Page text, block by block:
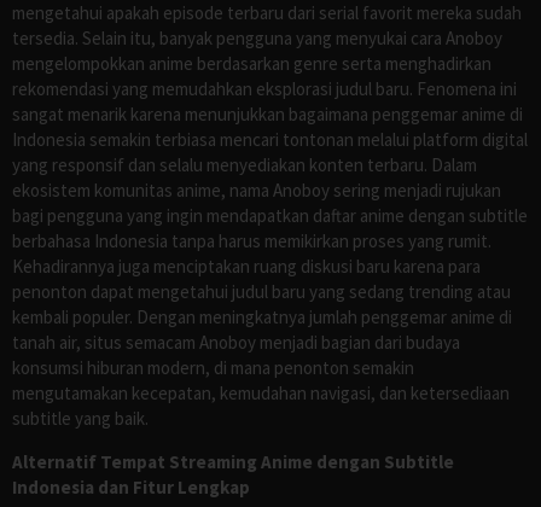
mengetahui apakah episode terbaru dari serial favorit mereka sudah
tersedia. Selain itu, banyak pengguna yang menyukai cara Anoboy
mengelompokkan anime berdasarkan genre serta menghadirkan
rekomendasi yang memudahkan eksplorasi judul baru. Fenomena ini
sangat menarik karena menunjukkan bagaimana penggemar anime di
Indonesia semakin terbiasa mencari tontonan melalui platform digital
yang responsif dan selalu menyediakan konten terbaru. Dalam
ekosistem komunitas anime, nama Anoboy sering menjadi rujukan
bagi pengguna yang ingin mendapatkan daftar anime dengan subtitle
berbahasa Indonesia tanpa harus memikirkan proses yang rumit.
Kehadirannya juga menciptakan ruang diskusi baru karena para
penonton dapat mengetahui judul baru yang sedang trending atau
kembali populer. Dengan meningkatnya jumlah penggemar anime di
tanah air, situs semacam Anoboy menjadi bagian dari budaya
konsumsi hiburan modern, di mana penonton semakin
mengutamakan kecepatan, kemudahan navigasi, dan ketersediaan
subtitle yang baik.
Alternatif Tempat Streaming Anime dengan Subtitle
Indonesia dan Fitur Lengkap